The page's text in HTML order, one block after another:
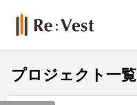
プロジェクト一覧